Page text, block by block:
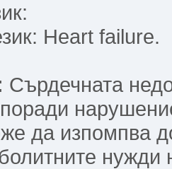
Heart failure.
Сърдечната
да изпомпва
нужди